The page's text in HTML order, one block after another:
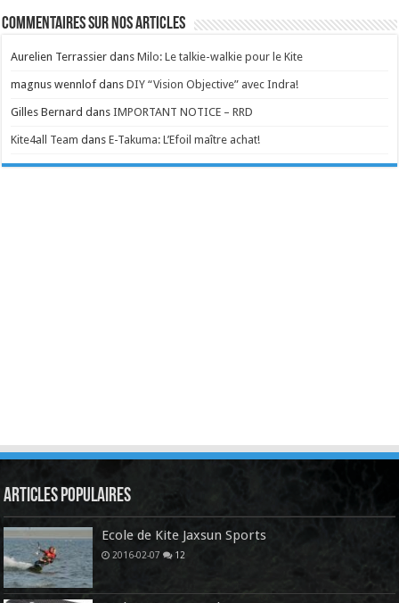
Commentaires sur nos articles
Aurelien Terrassier dansMilo: Le talkie-walkie pour le Kite
magnus wennlof dansDIY “Vision Objective” avec Indra!
Gilles Bernard dansIMPORTANT NOTICE – RRD
Kite4all Team dansE-Takuma: L’Efoil maître achat!
Articles Populaires
Ecole de Kite Jaxsun Sports
2016-02-07 12